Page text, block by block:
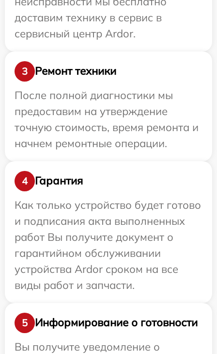
доставим технику в сервис в
сервисный центр Ardor.
3
Ремонт техники
После полной диагностики мы
предоставим на утверждение
точную стоимость, время ремонта и
начнем ремонтные операции.
4
Гарантия
Как только устройство будет готово
и подписания акта выполненных
работ Вы получите документ о
гарантийном обслуживании
устройства Ardor сроком на все
виды работ и запчасти.
5
Информирование о готовности
Вы получите уведомление о